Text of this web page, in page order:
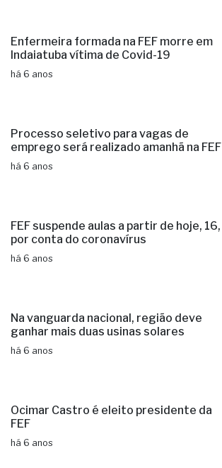
Enfermeira formada na FEF morre em
Indaiatuba vítima de Covid-19
há 6 anos
Processo seletivo para vagas de
emprego será realizado amanhã na FEF
há 6 anos
FEF suspende aulas a partir de hoje, 16,
por conta do coronavírus
há 6 anos
Na vanguarda nacional, região deve
ganhar mais duas usinas solares
há 6 anos
Ocimar Castro é eleito presidente da
FEF
há 6 anos